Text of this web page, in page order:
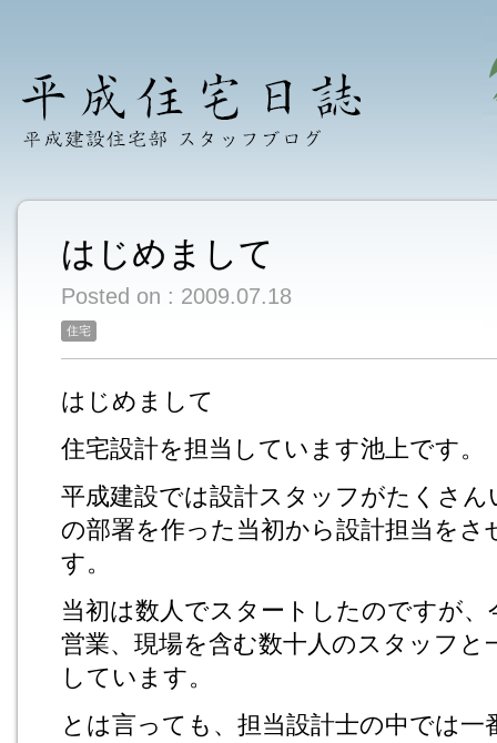
はじめまして
Posted on : 2009.07.18
住宅
はじめまして
住宅設計を担当しています池上です。
平成建設では設計スタッフがたくさ
の部署を作った当初から設計担当を
す。
当初は数人でスタートしたのですが
営業、現場を含む数十人のスタッフと
しています。
とは言っても、担当設計士の中では